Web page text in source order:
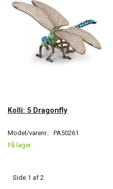
Kolli: 5 Dragonfly
Model/varenr.: PA50261
På lager
Side 1 af 2